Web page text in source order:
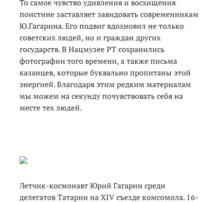
То самое чувство удивления и восхищения
поистине заставляет завидовать современникам
Ю.Гагарина. Его подвиг вдохновил не только
советских людей, но и граждан других
государств. В Нацмузее РТ сохранились
фотографии того времени, а также письма
казанцев, которые буквально пропитаны этой
энергией. Благодаря этим редким материалам
мы можем на секунду почувствовать себя на
месте тех людей.
Летчик-космонавт Юрий Гагарин среди
делегатов Татарии на XIV съезде комсомола. 16-